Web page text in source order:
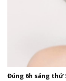
Đúng 6h sáng thứ